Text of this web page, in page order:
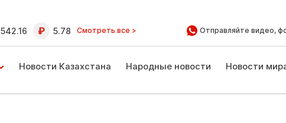
542.16 5.78 Смотреть все > Отправляйте видео,
Новости Казахстана Народные новости Новости